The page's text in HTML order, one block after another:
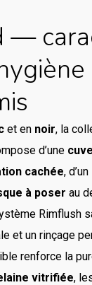
—
et en noir, la
d’une
cachée, d’un
à poser au
Rimflush
et un rinçage
renforce la
vitrifiée,